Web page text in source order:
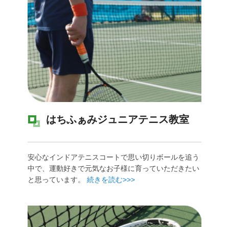
はちふぁみジュニアテニス教室
安心なインドアテニスコートで思い切りボールを追う
中で、運動好きで元気なお子様に育っていただきたい
と思っています。 続きを読む>>>